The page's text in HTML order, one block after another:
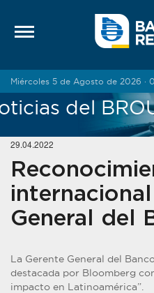
Miércoles 5 de Agosto de 2026 ·
del
29.04.2022
General del
La Gerente General del
destacada por Bloomberg
impacto en Latinoamérica”.